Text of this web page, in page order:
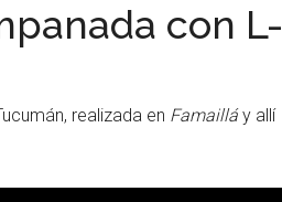
con L-
realizada en Famailláy allí